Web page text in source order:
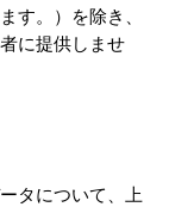
す。）を除き、
に提供しませ
タについて、上